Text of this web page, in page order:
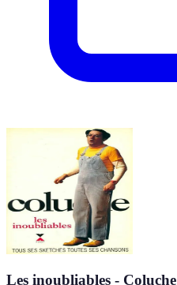
Les inoubliables - Coluche